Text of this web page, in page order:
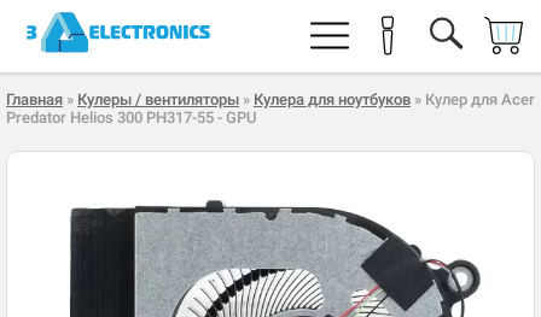
Главная » Кулеры / вентиляторы » Кулера для ноутбуков » Кулер для Acer
Predator Helios 300 PH317-55 - GPU